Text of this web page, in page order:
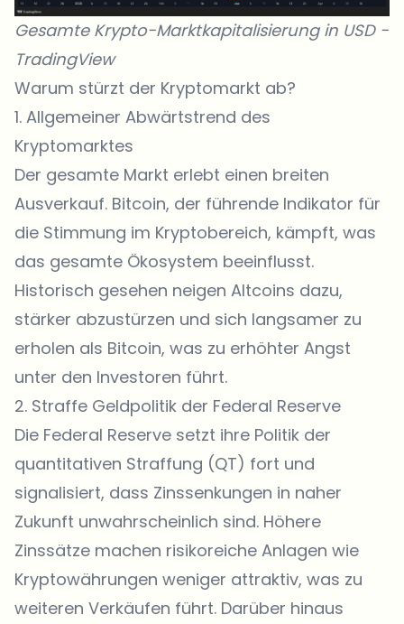
Gesamte Krypto-Marktkapitalisierung in USD -
TradingView
Warum stürzt der Kryptomarkt ab?
1. Allgemeiner Abwärtstrend des
Kryptomarktes
Der gesamte Markt erlebt einen breiten
Ausverkauf. Bitcoin, der führende Indikator für
die Stimmung im Kryptobereich, kämpft, was
das gesamte Ökosystem beeinflusst.
Historisch gesehen neigen Altcoins dazu,
stärker abzustürzen und sich langsamer zu
erholen als Bitcoin, was zu erhöhter Angst
unter den Investoren führt.
2. Straffe Geldpolitik der Federal Reserve
Die Federal Reserve setzt ihre Politik der
quantitativen Straffung (QT) fort und
signalisiert, dass Zinssenkungen in naher
Zukunft unwahrscheinlich sind. Höhere
Zinssätze machen risikoreiche Anlagen wie
Kryptowährungen weniger attraktiv, was zu
weiteren Verkäufen führt. Darüber hinaus